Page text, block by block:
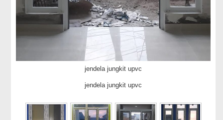
jendela jungkit upvc
jendela jungkit upvc